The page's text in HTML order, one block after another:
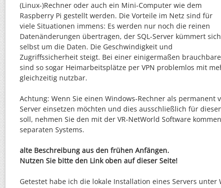
(Linux-)Rechner oder auch ein Mini-Computer wie dem
Raspberry Pi gestellt werden. Die Vorteile im Netz sind für
viele Situationen immens: Es werden nur noch die reinen
Datenänderungen übertragen, der SQL-Server kümmert sich
selbst um die Daten. Die Geschwindigkeit und
Zugriffssicherheit steigt. Bei einer einigermaßen
sind so sogar Heimarbeitsplätze per VPN problemlos mit
gleichzeitig nutzbar.
Achtung: Wenn Sie einen Windows-Rechner als permanent
Server einsetzen möchten und dies ausschließlich für
soll, nehmen Sie den mit der VR-NetWorld Software
separaten Systems.
alte Beschreibung aus den frühen Anfängen.
Nutzen Sie bitte den Link oben auf dieser Seite!
Getestet habe ich die lokale Installation eines Servers unter